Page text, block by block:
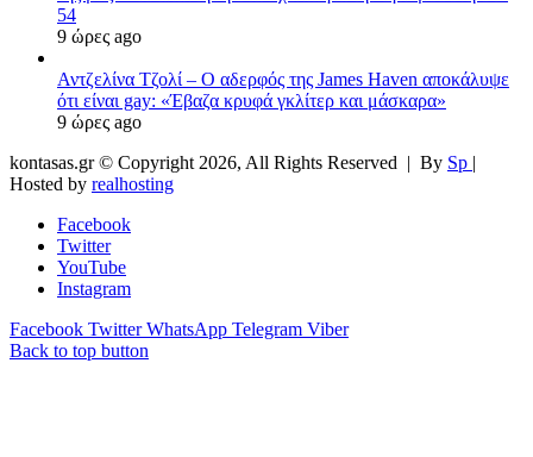
54
9 ώρες ago
Αντζελίνα Τζολί – Ο αδερφός της James Haven αποκάλυψε
ότι είναι gay: «Έβαζα κρυφά γκλίτερ και μάσκαρα»
9 ώρες ago
kontasas.gr © Copyright 2026, All Rights Reserved | By Sp |
Hosted by realhosting
Facebook
Twitter
YouTube
Instagram
Facebook Twitter WhatsApp Telegram Viber
Back to top button